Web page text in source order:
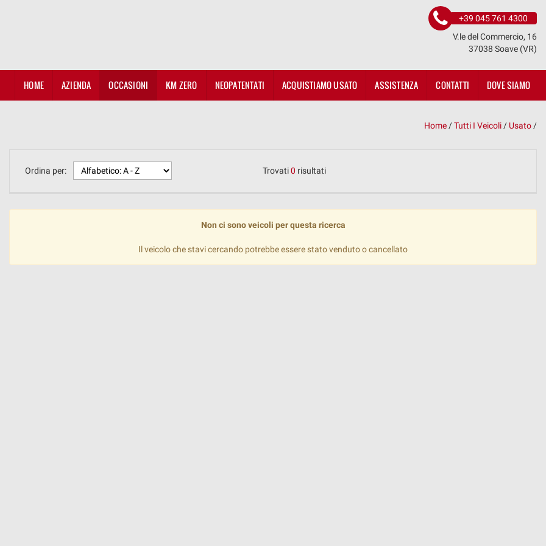
+39 045 761 4300
V.le del Commercio, 16
37038 Soave (VR)
HOME AZIENDA OCCASIONI KM ZERO NEOPATENTATI ACQUISTIAMO USATO ASSISTENZA CONTATTI DOVE SIAMO
Home /Tutti I Veicoli / Usato /
Ordina per: Trovati0 risultati
Non ci sono veicoli per questa ricerca
Il veicolo che stavi cercando potrebbe essere stato venduto o cancellato